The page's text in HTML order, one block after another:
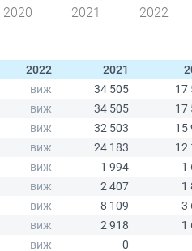
2020 2021 2022
2022 2021